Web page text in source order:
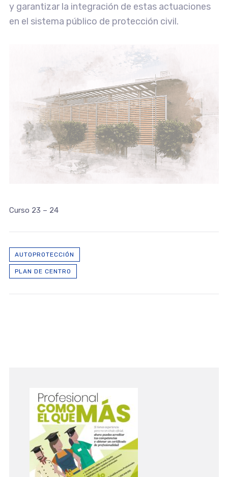
y garantizar la integración de estas actuaciones
en el sistema público de protección civil.
Curso 23 – 24
AUTOPROTECCIÓN
PLAN DE CENTRO